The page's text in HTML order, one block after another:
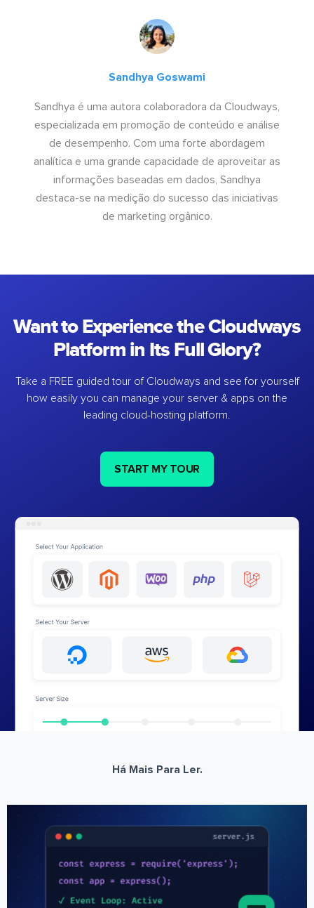
Sandhya Goswami
Sandhya é uma autora colaboradora da Cloudways,
especializada em promoção de conteúdo e análise
de desempenho. Com uma forte abordagem
analítica e uma grande capacidade de aproveitar as
informações baseadas em dados, Sandhya
destaca-se na medição do sucesso das iniciativas
de marketing orgânico.
Want to Experience the Cloudways
Platform in Its Full Glory?
Take a FREE guided tour of Cloudways and see for yourself
how easily you can manage your server & apps on the
leading cloud-hosting platform.
START MY TOUR
Há Mais Para Ler.